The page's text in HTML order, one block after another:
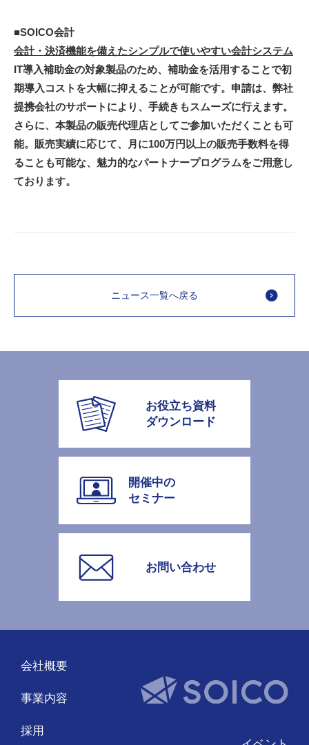
■SOICO会計
会計・決済機能を備えたシンプルで使いやすい会計システム
IT導入補助金の対象製品のため、補助金を活用することで初
期導入コストを大幅に抑えることが可能です。申請は、弊社
提携会社のサポートにより、手続きもスムーズに行えます。
さらに、本製品の販売代理店としてご参加いただくことも可
能。販売実績に応じて、月に100万円以上の販売手数料を得
ることも可能な、魅力的なパートナープログラムをご用意し
ております。
ニュース一覧へ戻る
お役立ち資料
ダウンロード
開催中の
セミナー
お問い合わせ
会社概要
事業内容
採用